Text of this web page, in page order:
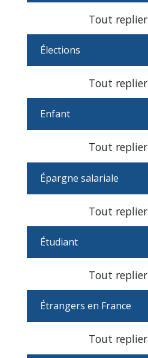
Tout replier
Élections
Tout replier
Enfant
Tout replier
Épargne salariale
Tout replier
Étudiant
Tout replier
Étrangers en France
Tout replier